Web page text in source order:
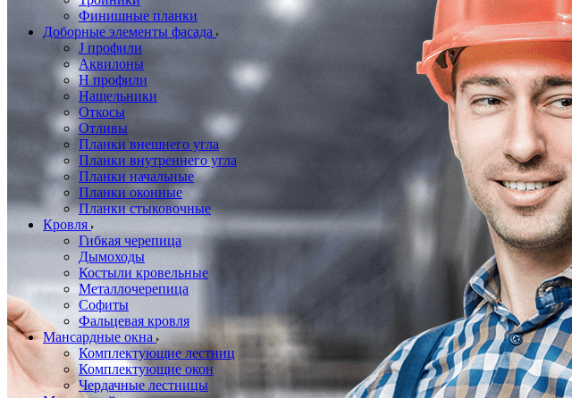
Финишные планки
Доборные элементы фасада
J профили
Аквилоны
Н профили
Нащельники
Откосы
Отливы
Планки внешнего угла
Планки внутреннего угла
Планки начальные
Планки оконные
Планки стыковочные
Кровля
Гибкая черепица
Дымоходы
Костыли кровельные
Металлочерепица
Софиты
Фальцевая кровля
Мансардные окна
Комплектующие лестниц
Комплектующие окон
Чердачные лестницы